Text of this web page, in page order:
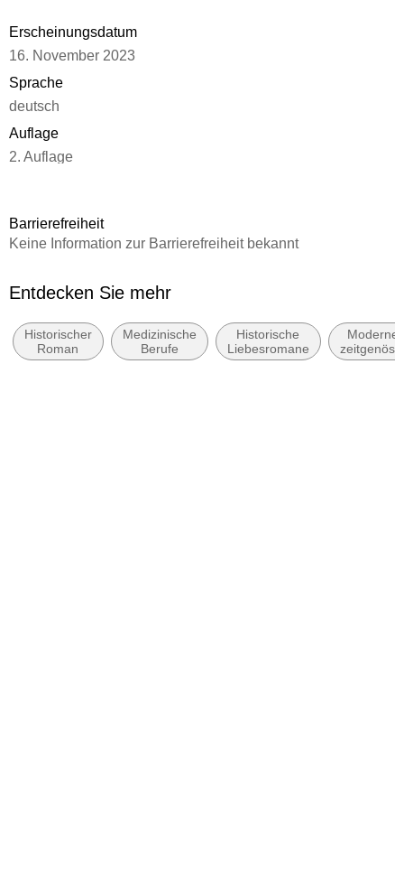
Erscheinungsdatum
16. November 2023
Sprache
deutsch
Auflage
2. Auflage
Reihe
Autor/Autorin
Verlag/Hersteller
dtv Verlagsgesellschaft
Barrierefreiheit
Keine Information zur Barrierefreiheit bekannt
Entdecken Sie mehr
Historischer
Roman
Medizinische
Berufe
Historische
Liebesromane
Moderne